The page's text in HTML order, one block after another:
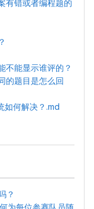
有错或者编程题的
不能显示谁评的？
的题目是怎么回
如何解决？.md
？
为每位参赛队员随